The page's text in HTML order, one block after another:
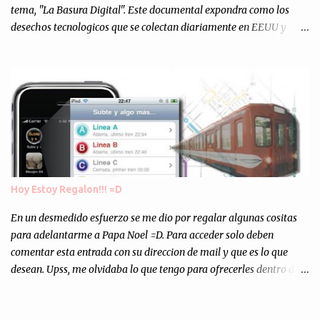
tema, "La Basura Digital". Este documental expondra como los
desechos tecnologicos que se colectan diariamente en EEUU y
Asi, todos los residuos sonincinerados produciendo lo que los
ambientalistas llaman "La Pesadilla de la Edad Cibernetica". La
transmision es el Domingo 2 de diciembre a las 21:00 hs. Me
parecio muy interesante, no creo que lo pueda ver por la hora, asi
que los comentarios los dejo en sus manos...
Hoy Estoy Regalon!!! =D
En un desmedido esfuerzo se me dio por regalar algunas cositas
para adelantarme a Papa Noel =D. Para acceder solo deben
comentar esta entrada con su direccion de mail y que es lo que
desean. Upss, me olvidaba lo que tengo para ofrecerles dentro de